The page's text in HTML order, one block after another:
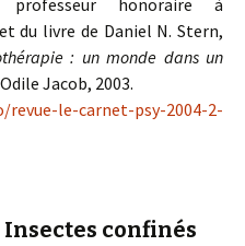
professeur honoraire à
du livre de Daniel N. Stern,
: un monde dans un
Jacob, 2003.
le-carnet-psy-2004-2-
Insectes confinés